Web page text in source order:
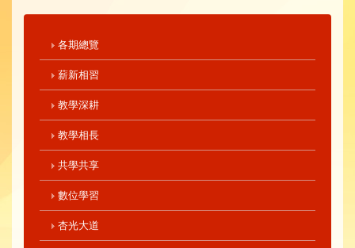
各期總覽
薪新相習
教學深耕
教學相長
共學共享
數位學習
杏光大道